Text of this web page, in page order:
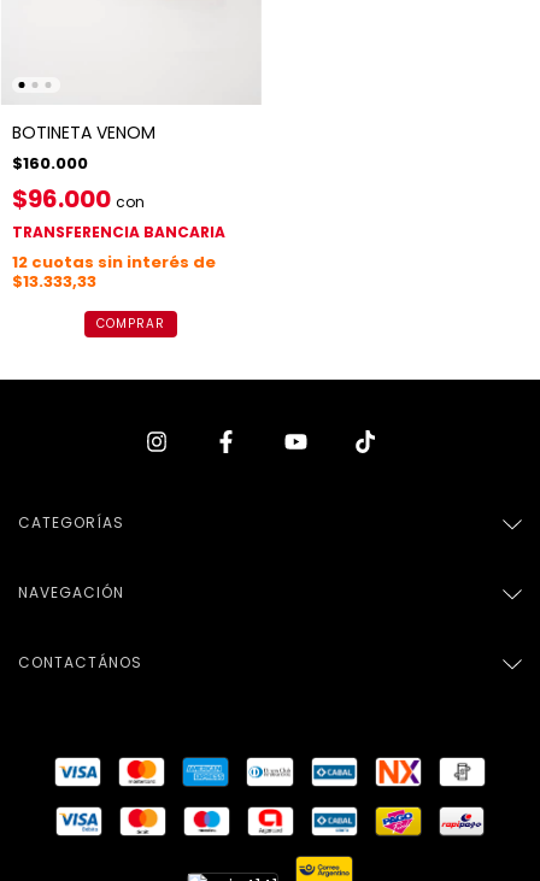
BOTINETA VENOM
$160.000
$96.000 con
TRANSFERENCIA BANCARIA
12 cuotas sin interés de
$13.333,33
COMPRAR
CATEGORÍAS
NAVEGACIÓN
CONTACTÁNOS